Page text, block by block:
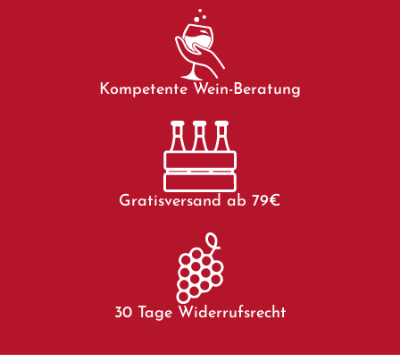
Kompetente Wein-Beratung
Gratisversand ab 79€
30 Tage Widerrufsrecht